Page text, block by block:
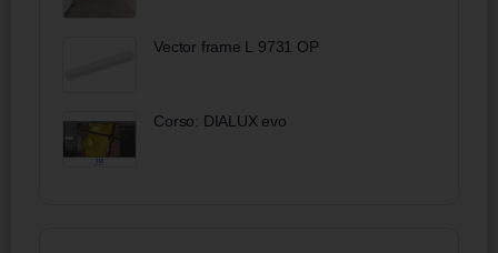
Vector frame L 9731 OP
Corso: DIALUX evo